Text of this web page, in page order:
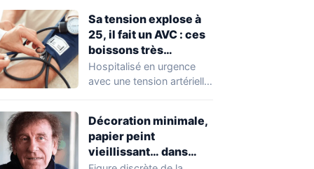
perdus
le train
Sa tension explose à
25, il fait un AVC : ces
boissons très
consommées
inquiètent les
Hospitalisé en urgence
avec une tension artérielle
d’années…
Décoration minimale,
papier peint
vieillissant… dans